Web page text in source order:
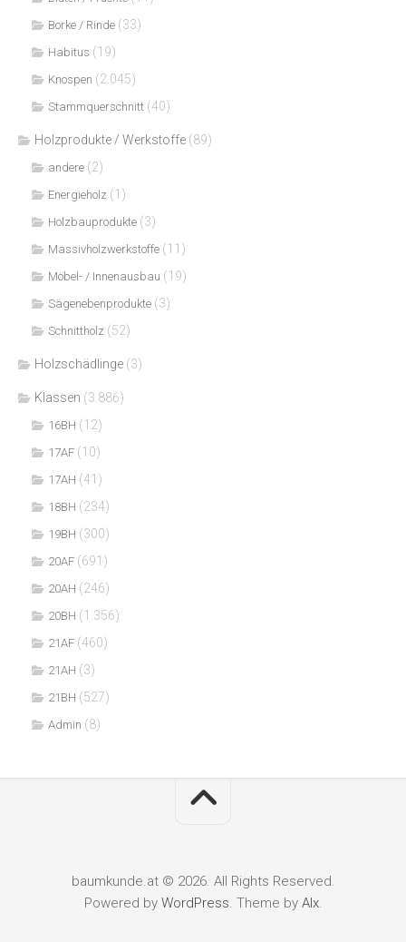
Borke / Rinde (33)
Habitus (19)
Knospen (2.045)
Stammquerschnitt (40)
Holzprodukte / Werkstoffe (89)
andere (2)
Energieholz (1)
Holzbauprodukte (3)
Massivholzwerkstoffe (11)
Möbel- / Innenausbau (19)
Sägenebenprodukte (3)
Schnittholz (52)
Holzschädlinge (3)
Klassen (3.886)
16BH (12)
17AF (10)
17AH (41)
18BH (234)
19BH (300)
20AF (691)
20AH (246)
20BH (1.356)
21AF (460)
21AH (3)
21BH (527)
Admin (8)
baumkunde.at © 2026. All Rights Reserved.
Powered by WordPress. Theme by Alx.